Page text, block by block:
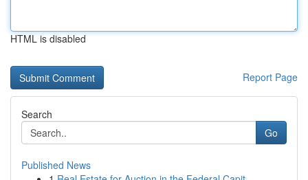
HTML is disabled
Report Page
Search
Go
Published News